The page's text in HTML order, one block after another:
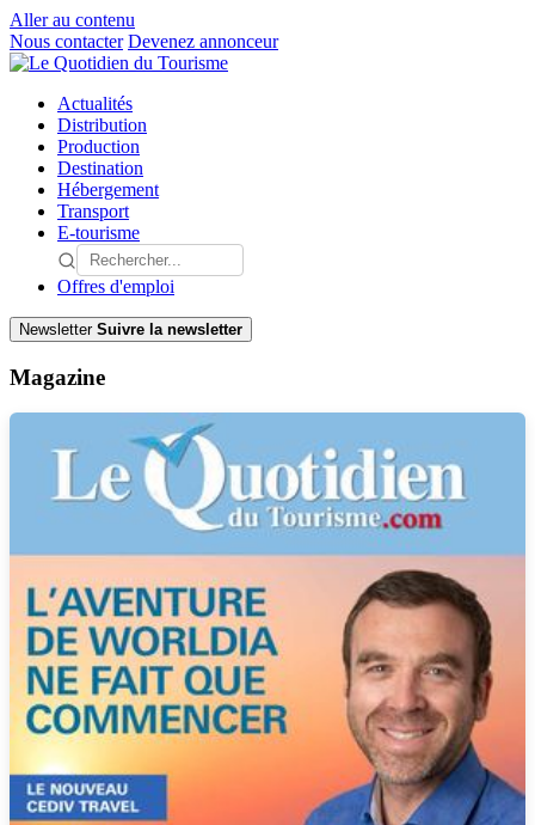
Aller au contenu
Nous contacter Devenez annonceur
Actualités
Distribution
Production
Destination
Hébergement
Transport
E-tourisme
Offres d'emploi
Newsletter Suivre la newsletter
Magazine